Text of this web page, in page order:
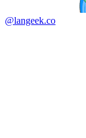
@langeek.co